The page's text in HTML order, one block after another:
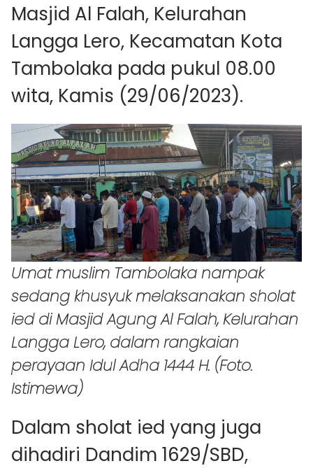
Masjid Al Falah, Kelurahan
Langga Lero, Kecamatan Kota
Tambolaka pada pukul 08.00
wita, Kamis (29/06/2023).
Umat muslim Tambolaka nampak
sedang khusyuk melaksanakan sholat
ied di Masjid Agung Al Falah, Kelurahan
Langga Lero, dalam rangkaian
perayaan Idul Adha 1444 H. (Foto.
Istimewa)
Dalam sholat ied yang juga
dihadiri Dandim 1629/SBD,